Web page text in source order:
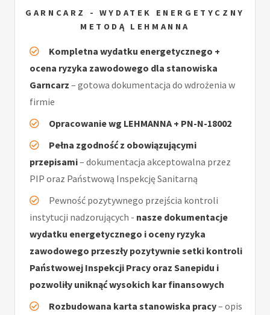
GARNCARZ - WYDATEK ENERGETYCZNY
METODĄ LEHMANNA
Kompletna wydatku energetycznego +
ocena ryzyka zawodowego dla stanowiska
Garncarz – gotowa dokumentacja do wdrożenia w
firmie
Opracowanie wg LEHMANNA + PN-N-18002
Pełna zgodność z obowiązującymi
przepisami– dokumentacja akceptowalna przez
PIP oraz Państwową Inspekcję Sanitarną
Pewność pozytywnego przejścia kontroli
instytucji nadzorujących - nasze dokumentacje
wydatku energetycznego i oceny ryzyka
zawodowego przeszły pozytywnie setki kontroli
Państwowej Inspekcji Pracy oraz Sanepidu i
pozwoliły uniknąć wysokich kar finansowych
Rozbudowana karta stanowiska pracy– opis